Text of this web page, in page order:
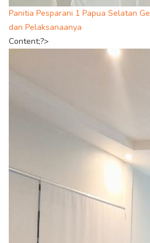
Panitia Pesparani 1 Papua Selatan
dan Pelaksanaanya
Content;?>